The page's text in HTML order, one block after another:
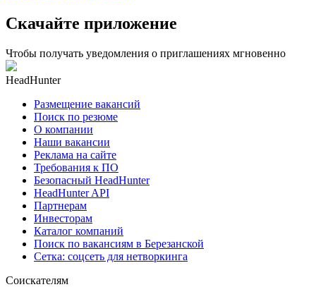
Скачайте приложение
Чтобы получать уведомления о приглашениях мгновенно
HeadHunter
Размещение вакансий
Поиск по резюме
О компании
Наши вакансии
Реклама на сайте
Требования к ПО
Безопасный HeadHunter
HeadHunter API
Партнерам
Инвесторам
Каталог компаний
Поиск по вакансиям в Березанской
Сетка: соцсеть для нетворкинга
Соискателям